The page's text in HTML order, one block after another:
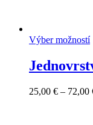
Výber možností
25,00 € – 72,00